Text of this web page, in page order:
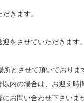
きます。
をさせていただきます
とさせて頂いており
内の場合は、お迎え時
お問い合わせ下さいま